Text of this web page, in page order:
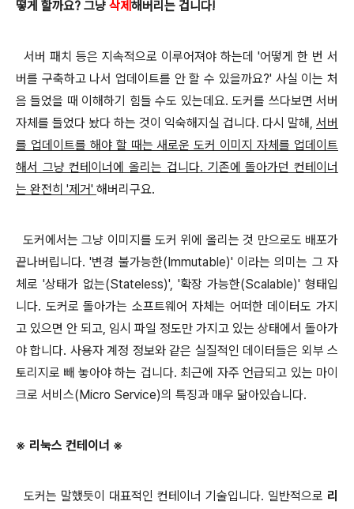
떻게 할까요? 그냥 삭제 해버리는 겁니다!
서버 패치 등은 지속적으로 이루어져야 하는데 '어떻게 한 번 서
버를 구축하고 나서 업데이트를 안 할 수 있을까요?' 사실 이는 처
음 들었을 때 이해하기 힘들 수도 있는데요. 도커를 쓰다보면 서버
자체를 들었다 놨다 하는 것이 익숙해지실 겁니다. 다시 말해, 서버
를 업데이트를 해야 할 때는 새로운 도커 이미지 자체를 업데이트
해서 그냥 컨테이너에 올리는 겁니다. 기존에 돌아가던 컨테이너
는 완전히 '제거' 해버리구요.
도커에서는 그냥 이미지를 도커 위에 올리는 것 만으로도 배포가
끝나버립니다. '변경 불가능한(Immutable)' 이라는 의미는 그 자
체로 '상태가 없는(Stateless)', '확장 가능한(Scalable)' 형태입
니다. 도커로 돌아가는 소프트웨어 자체는 어떠한 데이터도 가지
고 있으면 안 되고, 임시 파일 정도만 가지고 있는 상태에서 돌아가
야 합니다. 사용자 계정 정보와 같은 실질적인 데이터들은 외부 스
토리지로 빼 놓아야 하는 겁니다. 최근에 자주 언급되고 있는 마이
크로 서비스(Micro Service)의 특징과 매우 닮아있습니다.
※ 리눅스 컨테이너 ※
도커는 말했듯이 대표적인 컨테이너 기술입니다. 일반적으로 리